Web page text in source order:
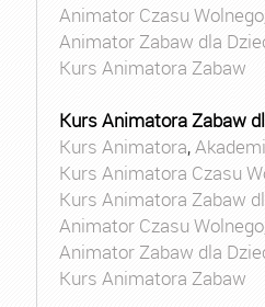
Animator Czasu Wolnego
Animator Zabaw dla
Kurs Animatora Zabaw
Kurs Animatora Zabaw
Kurs Animatora,
Kurs Animatora Czasu
Kurs Animatora Zabaw
Animator Czasu Wolnego
Animator Zabaw dla
Kurs Animatora Zabaw